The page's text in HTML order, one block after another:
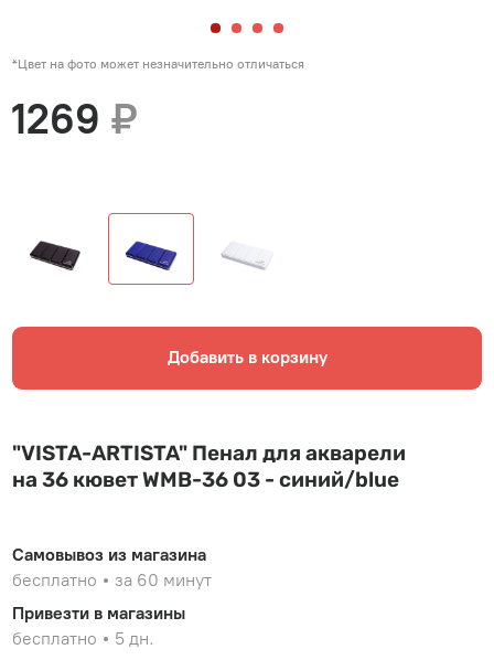
*Цвет на фото может незначительно отличаться
1269₽
Добавить в корзину
"VISTA-ARTISTA" Пенал для акварели
на 36 кювет WMB-36 03 - синий/blue
Самовывоз из магазина
бесплатно
за 60 минут
Привезти в магазины
бесплатно
5 дн.